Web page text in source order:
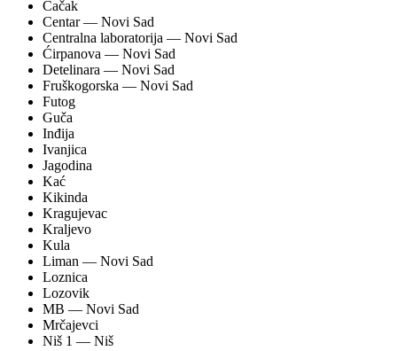
Čačak
Centar — Novi Sad
Centralna laboratorija — Novi Sad
Ćirpanova — Novi Sad
Detelinara — Novi Sad
Fruškogorska — Novi Sad
Futog
Guča
Inđija
Ivanjica
Jagodina
Kać
Kikinda
Kragujevac
Kraljevo
Kula
Liman — Novi Sad
Loznica
Lozovik
MB — Novi Sad
Mrčajevci
Niš 1 — Niš